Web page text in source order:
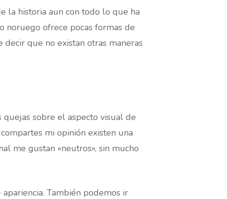
la historia aun con todo lo que ha
noruego ofrece pocas formas de
decir que no existan otras maneras
quejas sobre el aspecto visual de
mi opinión existen una
me gustan «neutros», sin mucho
También podemos ir